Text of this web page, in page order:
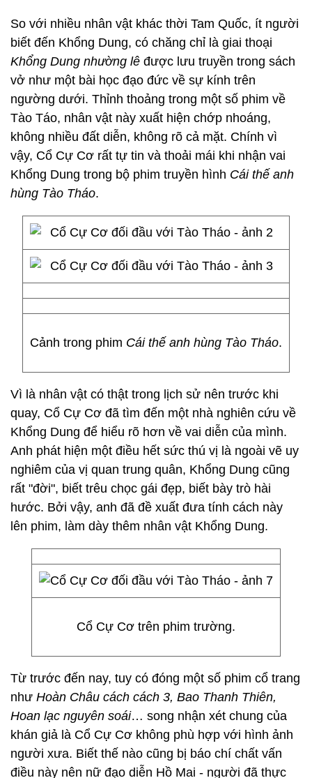
So với nhiều nhân vật khác thời Tam Quốc, ít người
biết đến Khổng Dung, có chăng chỉ là giai thoại
Khổng Dung nhường lê được lưu truyền trong sách
vở như một bài học đạo đức về sự kính trên
ngường dưới. Thỉnh thoảng trong một số phim về
Tào Táo, nhân vật này xuất hiện chớp nhoáng,
không nhiều đất diễn, không rõ cả mặt. Chính vì
vậy, Cổ Cự Cơ rất tự tin và thoải mái khi nhận vai
Khổng Dung trong bộ phim truyền hình Cái thế anh
hùng Tào Tháo.
Cảnh trong phim Cái thế anh hùng Tào Tháo.
Vì là nhân vật có thật trong lịch sử nên trước khi
quay, Cổ Cự Cơ đã tìm đến một nhà nghiên cứu về
Khổng Dung để hiểu rõ hơn về vai diễn của mình.
Anh phát hiện một điều hết sức thú vị là ngoài vẽ uy
nghiêm của vị quan trung quân, Khổng Dung cũng
rất "đời", biết trêu chọc gái đẹp, biết bày trò hài
hước. Bởi vậy, anh đã đề xuất đưa tính cách này
lên phim, làm dày thêm nhân vật Khổng Dung.
Cổ Cự Cơ trên phim trường.
Từ trước đến nay, tuy có đóng một số phim cổ trang
như Hoàn Châu cách cách 3, Bao Thanh Thiên,
Hoan lạc nguyên soái… song nhận xét chung của
khán giả là Cổ Cự Cơ không phù hợp với hình ảnh
người xưa. Biết thế nào cũng bị báo chí chất vấn
điều này nên nữ đạo diễn Hồ Mai - người đã thực